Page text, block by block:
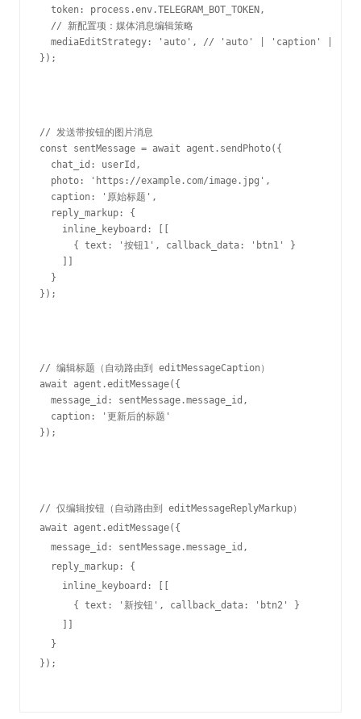
  token: process.env.TELEGRAM_BOT_TOKEN,
  // 新配置项：媒体消息编辑策略
mediaEditStrategy: 'auto', // 'auto' | 'caption' |
});
// 发送带按钮的图片消息
const sentMessage = await agent.sendPhoto({
  chat_id: userId,
  photo: 'https://example.com/image.jpg',
  caption: '原始标题',
  reply_markup: {
    inline_keyboard: [[
      { text: '按钮1', callback_data: 'btn1' }
  }
});
// 编辑标题（自动路由到 editMessageCaption）
await agent.editMessage({
  message_id: sentMessage.message_id,
  caption: '更新后的标题'
});
// 仅编辑按钮（自动路由到 editMessageReplyMarkup）
await agent.editMessage({
  message_id: sentMessage.message_id,
  reply_markup: {
    inline_keyboard: [[
      { text: '新按钮', callback_data: 'btn2' }
  }